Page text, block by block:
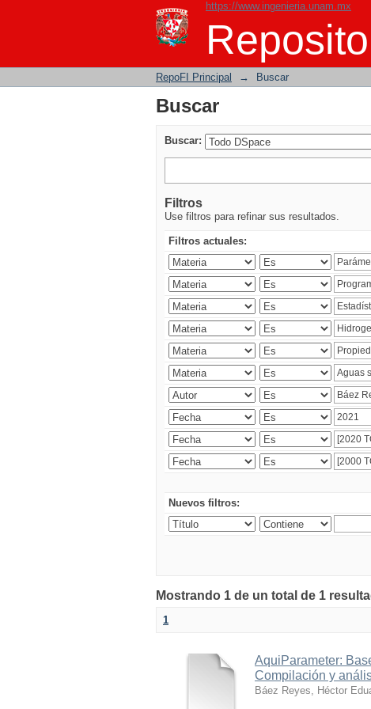
https://www.ingenieria.unam.mx
Buscar
RepoFI Principal → Buscar
Buscar
Buscar:
Filtros
Use filtros para refinar sus resultados.
Filtros actuales:
Nuevos filtros:
Mostrando 1 de un total de 1
1
AquiParameter:
Compilación y
Báez Reyes, Héctor